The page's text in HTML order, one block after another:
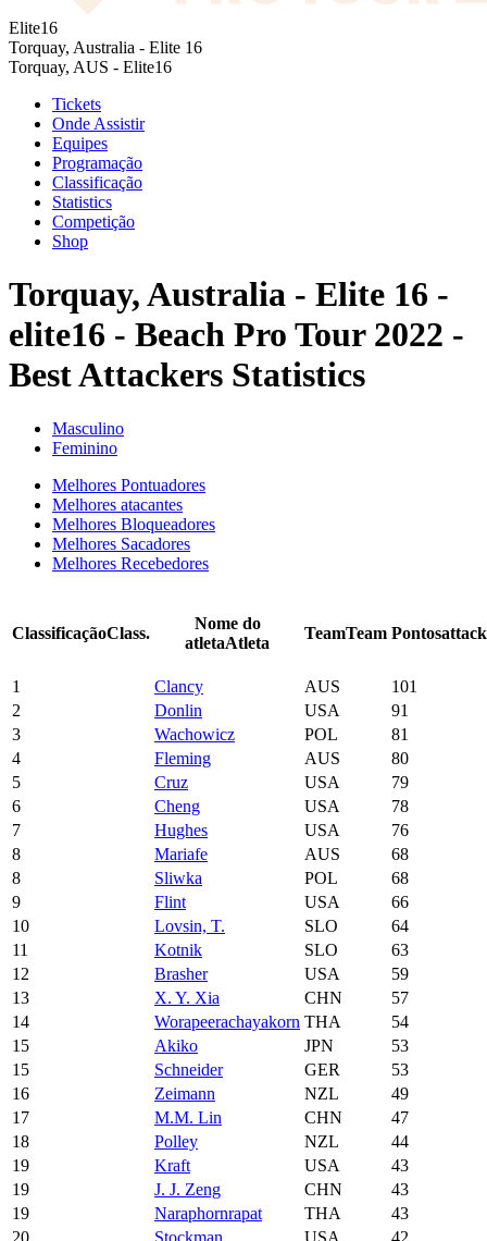
Elite16
Torquay, Australia - Elite 16
Torquay, AUS - Elite16
Tickets
Onde Assistir
Equipes
Programação
Classificação
Statistics
Competição
Shop
Torquay, Australia - Elite 16 -
elite16 - Beach Pro Tour 2022 -
Best Attackers Statistics
Masculino
Feminino
Melhores Pontuadores
Melhores atacantes
Melhores Bloqueadores
Melhores Sacadores
Melhores Recebedores
ClassificaçãoClass.
Nome do
atletaAtleta
TeamTeam Pontos
1 Clancy AUS
101
2
Donlin USA
91
3
Wachowicz POL
81
4
Fleming AUS
80
5
Cruz USA
79
6
Cheng USA
78
7
Hughes USA
76
8
Mariafe AUS
68
8
Sliwka POL
68
9
Flint USA
66
10
Lovsin, T. SLO
64
11
Kotnik SLO
63
12
Brasher USA
59
13
X. Y. Xia CHN
57
14
Worapeerachayakorn THA
54
15
Akiko JPN
53
15
Schneider GER
53
16
Zeimann NZL
49
17
M.M. Lin CHN
47
18
Polley NZL
44
19
Kraft USA
43
19
J. J. Zeng CHN
43
19
Naraphornrapat THA
43
20
Stockman USA
42